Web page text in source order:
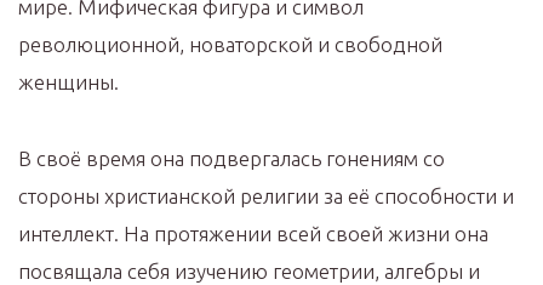
мире. Мифическая фигура и символ
революционной, новаторской и свободной
женщины.
В своё время она подвергалась гонениям со
стороны христианской религии за её способности и
интеллект. На протяжении всей своей жизни она
посвящала себя изучению геометрии, алгебры и